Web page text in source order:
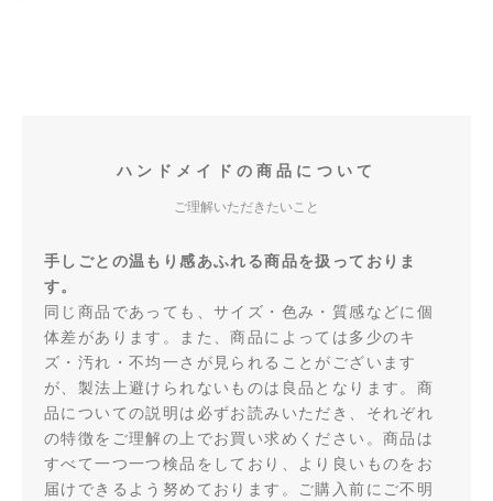
ハンドメイドの商品について
ご理解いただきたいこと
手しごとの温もり感あふれる商品を扱っておりま
す。
同じ商品であっても、サイズ・色み・質感などに個
体差があります。また、商品によっては多少のキ
ズ・汚れ・不均一さが見られることがございます
が、製法上避けられないものは良品となります。商
品についての説明は必ずお読みいただき、それぞれ
の特徴をご理解の上でお買い求めください。商品は
すべて一つ一つ検品をしており、より良いものをお
届けできるよう努めております。ご購入前にご不明